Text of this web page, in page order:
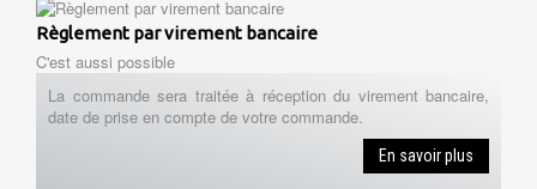
Règlement par virement bancaire
C'est aussi possible
La commande sera traitée à réception du virement bancaire,
date de prise en compte de votre commande.
En savoir plus